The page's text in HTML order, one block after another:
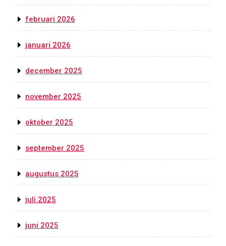
februari 2026
januari 2026
december 2025
november 2025
oktober 2025
september 2025
augustus 2025
juli 2025
juni 2025